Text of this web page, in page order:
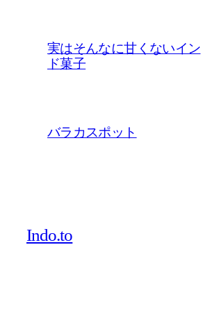
実はそんなに甘くないイン
ド菓子
バラカスポット
Indo.to